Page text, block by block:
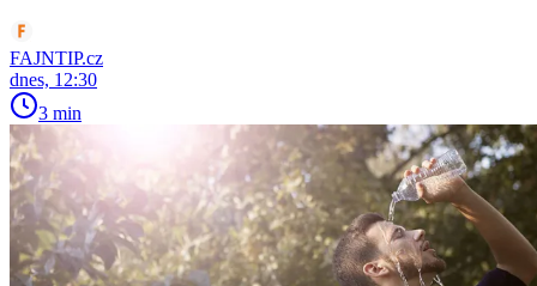
FAJNTIP.cz
dnes, 12:30
3 min